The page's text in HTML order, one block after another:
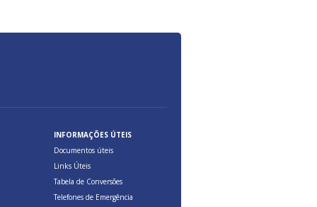
INFORMAÇÕES ÚTEIS
Documentos úteis
Links Úteis
Tabela de Conversões
Telefones de Emergência